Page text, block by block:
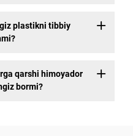
plastikni tibbiy
qarshi himoyador
bormi?